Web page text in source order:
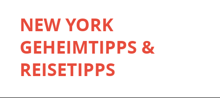
NEW YORK
GEHEIMTIPPS &
REISETIPPS